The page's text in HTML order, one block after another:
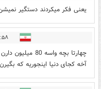
یعنی فکر میکردند دستگیر
۱۸:۵۸ -
چهارتا بچه واسه
آخه کجای دنیا اینجوریه که